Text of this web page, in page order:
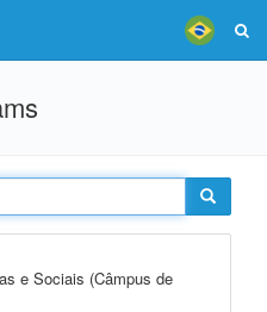
e Sociais (Câmpus de